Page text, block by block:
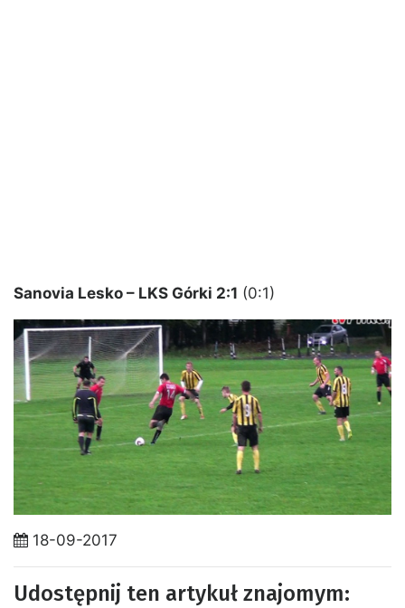
Sanovia Lesko – LKS Górki 2:1 (0:1)
18-09-2017
Udostępnij ten artykuł znajomym: